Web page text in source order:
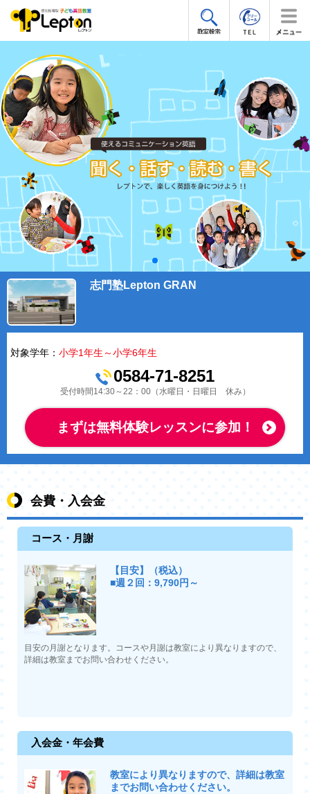
志門塾Lepton GRAN
対象学年： 小学1年生～小学6年生
0584-71-8251
受付時間14:30～22：00（水曜日・日曜日 休み）
まずは無料体験レッスンに参加！
会費・入会金
コース・月謝
【目安】（税込）
■週２回：9,790円～
目安の月謝となります。コースや月謝は教室により異なりますので、
詳細は教室までお問い合わせください。
入会金・年会費
教室により異なりますので、詳細は教室
までお問い合わせください。